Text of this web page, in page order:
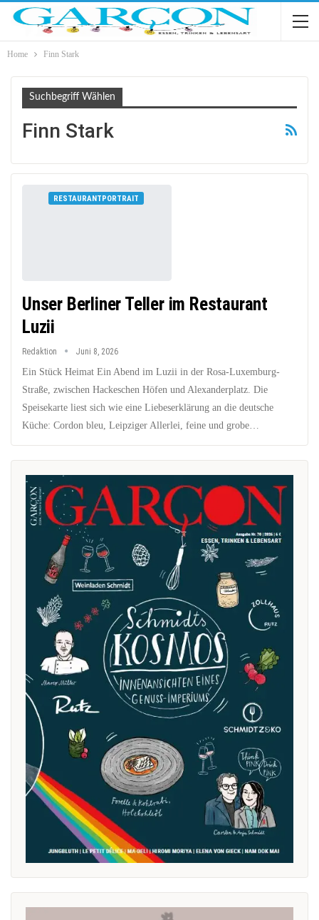
Home Finn Stark
Suchbegriff Wählen
Finn Stark
RESTAURANTPORTRAIT
Unser Berliner Teller im Restaurant
Luzii
Redaktion Juni 8, 2026
Ein Stück Heimat Ein Abend im Luzii in der Rosa-Luxemburg-
Straße, zwischen Hackeschen Höfen und Alexanderplatz. Die
Speisekarte liest sich wie eine Liebeserklärung an die deutsche
Küche: Cordon bleu, Leipziger Allerlei, feine und grobe…